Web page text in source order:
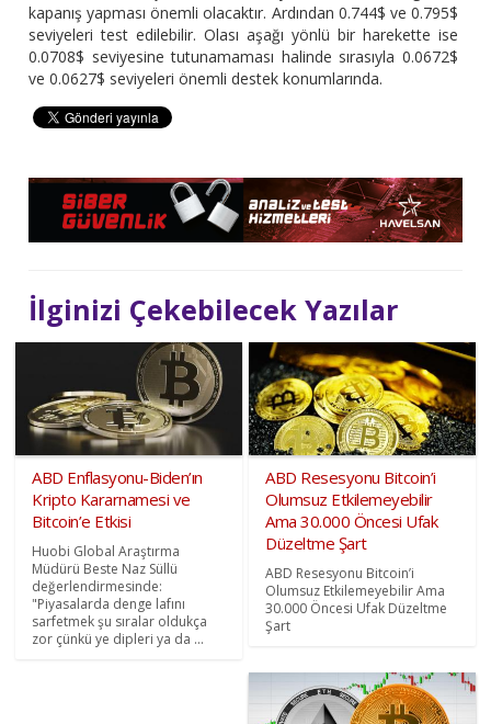
kapanış yapması önemli olacaktır. Ardından 0.744$ ve 0.795$
seviyeleri test edilebilir. Olası aşağı yönlü bir harekette ise
0.0708$ seviyesine tutunamaması halinde sırasıyla 0.0672$
ve 0.0627$ seviyeleri önemli destek konumlarında.
İlginizi Çekebilecek Yazılar
ABD Enflasyonu-Biden’ın
Kripto Kararnamesi ve
Bitcoin’e Etkisi
Huobi Global Araştırma
Müdürü Beste Naz Süllü
değerlendirmesinde:
"Piyasalarda denge lafını
sarfetmek şu sıralar oldukça
zor çünkü ye dipleri ya da ...
ABD Resesyonu Bitcoin’i
Olumsuz Etkilemeyebilir
Ama 30.000 Öncesi Ufak
Düzeltme Şart
ABD Resesyonu Bitcoin’i
Olumsuz Etkilemeyebilir Ama
30.000 Öncesi Ufak Düzeltme
Şart